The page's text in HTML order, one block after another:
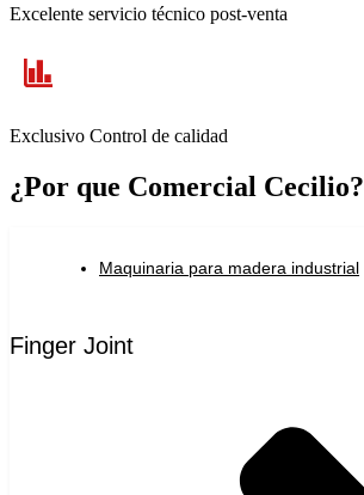
Excelente servicio técnico post-venta
Exclusivo Control de calidad
¿Por que Comercial Cecilio?
Maquinaria para madera industrial
Finger Joint